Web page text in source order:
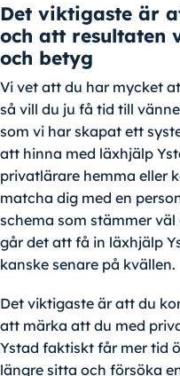
Det viktigaste är
och att resultaten
och betyg
Vi vet att du har mycket
så vill du ju få tid till
som vi har skapat ett
att hinna med läxhjälp
privatlärare hemma eller
matcha dig med en
schema som stämmer väl
går det att få in läxhjälp
kanske senare på kvällen.
Det viktigaste är att du
att märka att du med
Ystad faktiskt får mer tid
längre sitta och försöka